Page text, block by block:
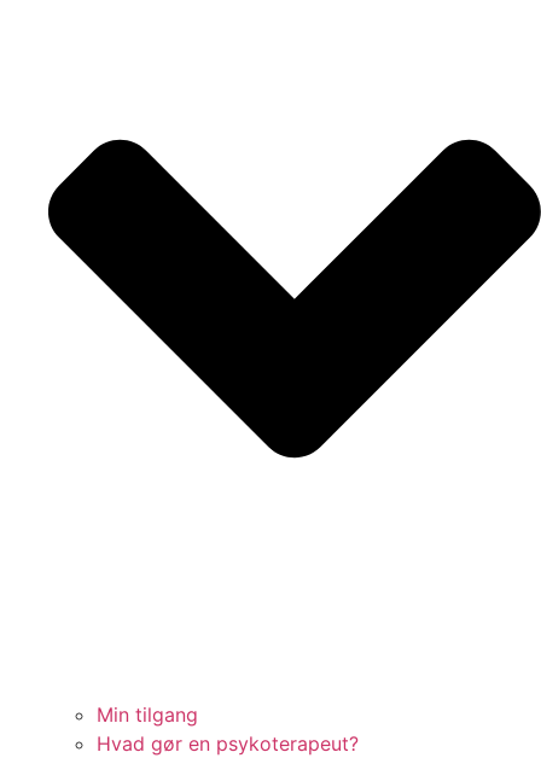
Min tilgang
Hvad gør en psykoterapeut?